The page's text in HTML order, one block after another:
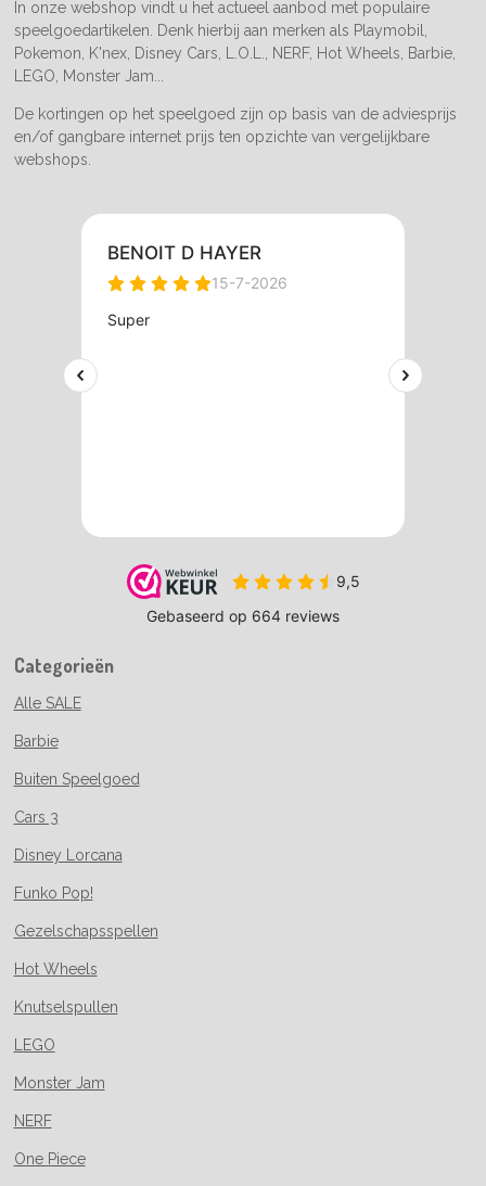
In onze webshop vindt u het actueel aanbod met populaire
speelgoedartikelen. Denk hierbij aan merken als Playmobil,
Pokemon, K'nex, Disney Cars, L.O.L., NERF, Hot Wheels, Barbie,
LEGO, Monster Jam...
De kortingen op het speelgoed zijn op basis van de adviesprijs
en/of gangbare internet prijs ten opzichte van vergelijkbare
webshops.
Categorieën
Alle SALE
Barbie
Buiten Speelgoed
Cars 3
Disney Lorcana
Funko Pop!
Gezelschapsspellen
Hot Wheels
Knutselspullen
LEGO
Monster Jam
NERF
One Piece